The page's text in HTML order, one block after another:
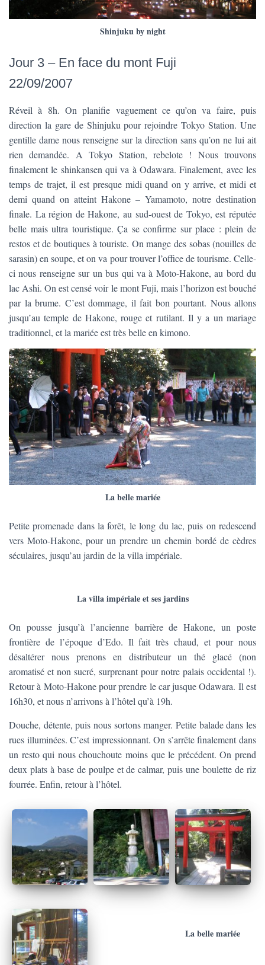
Shinjuku by night
Jour 3 – En face du mont Fuji
22/09/2007
Réveil à 8h. On planifie vaguement ce qu’on va faire, puis
direction la gare de Shinjuku pour rejoindre Tokyo Station. Une
gentille dame nous renseigne sur la direction sans qu’on ne lui ait
rien demandée. A Tokyo Station, rebelote ! Nous trouvons
finalement le shinkansen qui va à Odawara. Finalement, avec les
temps de trajet, il est presque midi quand on y arrive, et midi et
demi quand on atteint Hakone – Yamamoto, notre destination
finale. La région de Hakone, au sud-ouest de Tokyo, est réputée
belle mais ultra touristique. Ça se confirme sur place : plein de
restos et de boutiques à touriste. On mange des sobas (nouilles de
sarasin) en soupe, et on va pour trouver l’office de tourisme. Celle-
ci nous renseigne sur un bus qui va à Moto-Hakone, au bord du
lac Ashi. On est censé voir le mont Fuji, mais l’horizon est bouché
par la brume. C’est dommage, il fait bon pourtant. Nous allons
jusqu’au temple de Hakone, rouge et rutilant. Il y a un mariage
traditionnel, et la mariée est très belle en kimono.
La belle mariée
Petite promenade dans la forêt, le long du lac, puis on redescend
vers Moto-Hakone, pour un prendre un chemin bordé de cèdres
séculaires, jusqu’au jardin de la villa impériale.
La villa impériale et ses jardins
On pousse jusqu’à l’ancienne barrière de Hakone, un poste
frontière de l’époque d’Edo. Il fait très chaud, et pour nous
désaltérer nous prenons en distributeur un thé glacé (non
aromatisé et non sucré, surprenant pour notre palais occidental !).
Retour à Moto-Hakone pour prendre le car jusque Odawara. Il est
16h30, et nous n’arrivons à l’hôtel qu’à 19h.
Douche, détente, puis nous sortons manger. Petite balade dans les
rues illuminées. C’est impressionnant. On s’arrête finalement dans
un resto qui nous chouchoute moins que le précédent. On prend
deux plats à base de poulpe et de calmar, puis une boulette de riz
fourrée. Enfin, retour à l’hôtel.
La belle mariée